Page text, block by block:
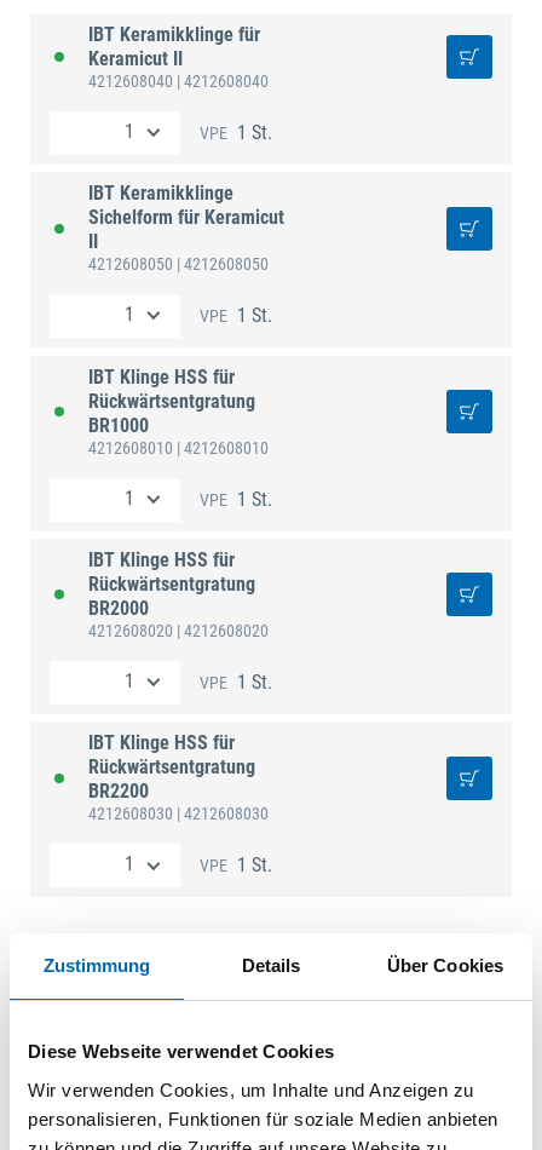
Zustimmung Details Über Cookies
Diese Webseite verwendet Cookies
Wir verwenden Cookies, um Inhalte und Anzeigen zu
personalisieren, Funktionen für soziale Medien anbieten
IBT Keramikklinge für
Keramicut II
4212608040 | 4212608040
VPE 1 St.
IBT Keramikklinge
Sichelform für Keramicut
4212608050 | 4212608050
VPE 1 St.
IBT Klinge HSS für
Rückwärtsentgratung
BR1000
4212608010 | 4212608010
VPE 1 St.
IBT Klinge HSS für
Rückwärtsentgratung
BR2000
4212608020 | 4212608020
VPE 1 St.
IBT Klinge HSS für
Rückwärtsentgratung
BR2200
4212608030 | 4212608030
VPE 1 St.
Technische Daten